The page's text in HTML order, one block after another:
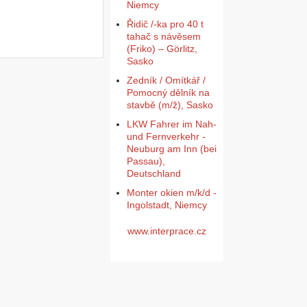
Niemcy
Řidič /-ka pro 40 t
tahač s návěsem
(Friko) – Görlitz,
Sasko
Zedník / Omítkář /
Pomocný dělník na
stavbě (m/ž), Sasko
LKW Fahrer im Nah-
und Fernverkehr -
Neuburg am Inn (bei
Passau),
Deutschland
Monter okien m/k/d -
Ingolstadt, Niemcy
www.interprace.cz